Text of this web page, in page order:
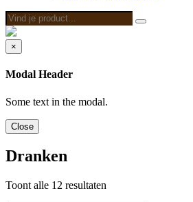
Vind
je
product...
Zoeken
×
Modal Header
Some text in the modal.
Close
Dranken
Toont alle 12 resultaten